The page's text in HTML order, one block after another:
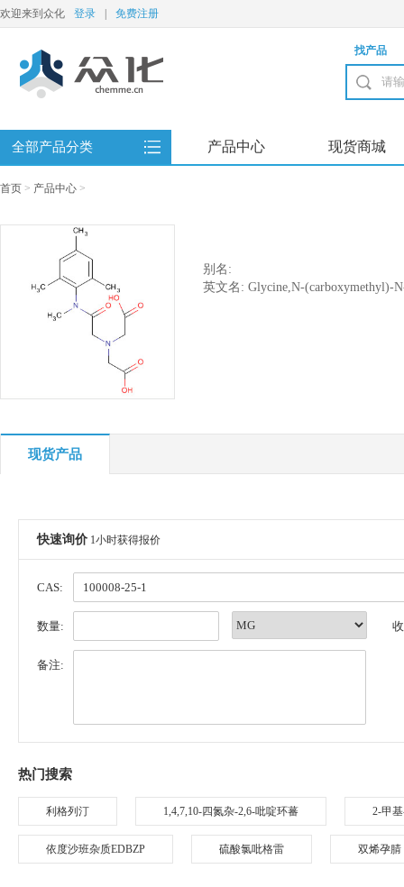
欢迎来到众化 登录 免费注册
找产品
全部产品分类 产品中心 现货商城
首页 > 产品中心 >
别名:
英文名: Glycine,N-(carboxymethyl)-
现货产品
快速询价 1小时获得报价
CAS:
数量:
备注:
热门搜索
利格列汀 1,4,7,10-四氮杂-2,6-吡啶环蕃 2-甲
依度沙班杂质EDBZP 硫酸氯吡格雷 双烯孕腈